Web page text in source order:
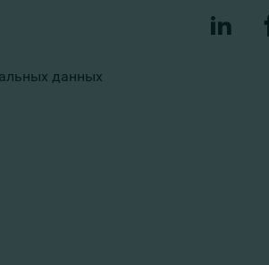
данных